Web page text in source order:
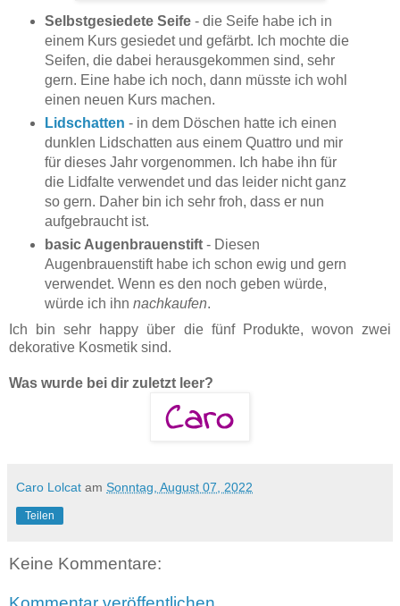
Selbstgesiedete Seife- die Seife habe ich in
einem Kurs gesiedet und gefärbt. Ich mochte die
Seifen, die dabei herausgekommen sind, sehr
gern. Eine habe ich noch, dann müsste ich wohl
einen neuen Kurs machen.
Lidschatten - in dem Döschen hatte ich einen
dunklen Lidschatten aus einem Quattro und mir
für dieses Jahr vorgenommen. Ich habe ihn für
die Lidfalte verwendet und das leider nicht ganz
so gern. Daher bin ich sehr froh, dass er nun
aufgebraucht ist.
basic Augenbrauenstift- Diesen
Augenbrauenstift habe ich schon ewig und gern
verwendet. Wenn es den noch geben würde,
würde ich ihn nachkaufen.
Ich bin sehr happy über die fünf Produkte, wovon zwei
dekorative Kosmetik sind.
Was wurde bei dir zuletzt leer?
Caro Lolcat am Sonntag, August 07, 2022
Teilen
Keine Kommentare: